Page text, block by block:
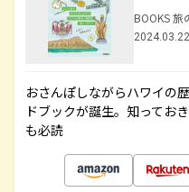
BOOKS 旅
おさんぽしながらハワイの
ドブックが誕生。知ってお
も必読